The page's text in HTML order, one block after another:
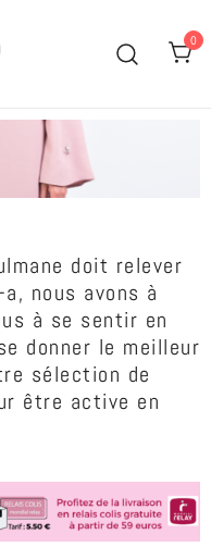
pour femme voilée
ensembles mastour.
fashion: pudique,
et élégance
0
doit relever
nous avons à
à se sentir en
donner le meilleur
sélection de
être active en